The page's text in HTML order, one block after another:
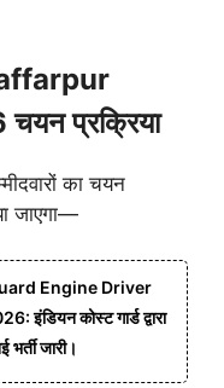
प्रक्रिया
का चयन
जाएगा—
Engine Driver
कोस्ट गार्ड द्वारा
जारी।